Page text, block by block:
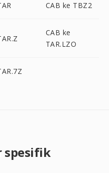
CAB ke TBZ2
CAB ke
TAR.LZO
spesifik